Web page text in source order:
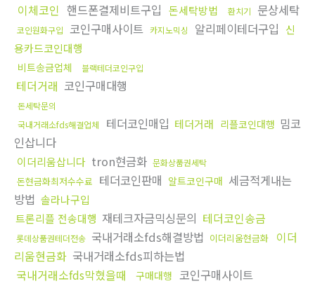
이체코인 핸드폰결제비트구입 돈세탁방법 환치기 문상세탁
코인원화구입 코인구매사이트 카지노믹싱 알리페이테더구입 신
용카드코인대행
비트송금업체 블랙테더코인구입
테더거래 코인구매대행
돈세탁문의
국내거래소fds해결업체
테더코인매입 테더거래 리플코인대행 밈코
인삽니다
이더리움삽니다 tron현금화 문화상품권세탁
돈현금화최저수수료 테더코인판매 알트코인구매 세금적게내는
방법 솔라나구입
트론리플 전송대행 재테크자금믹싱문의 테더코인송금
롯데상품권테더전송 국내거래소fds해결방법 이더리움현금화
이더
리움현금화 국내거래소fds피하는법
국내거래소fds막혔을때
구매대행 코인구매사이트